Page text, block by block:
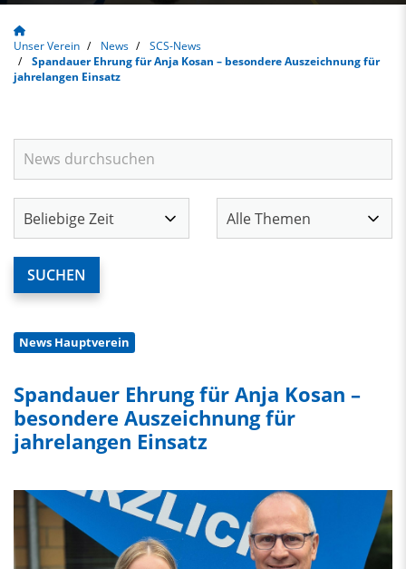
Unser Verein News
SCS-News
Spandauer Ehrung für Anja Kosan – besondere Auszeichnung für
jahrelangen Einsatz
News Hauptverein
Spandauer Ehrung für Anja Kosan –
besondere Auszeichnung für
jahrelangen Einsatz